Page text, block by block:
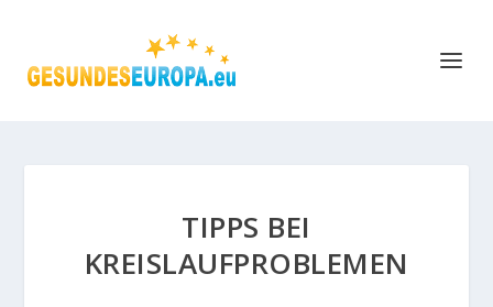
TIPPS BEI
KREISLAUFPROBLEMEN